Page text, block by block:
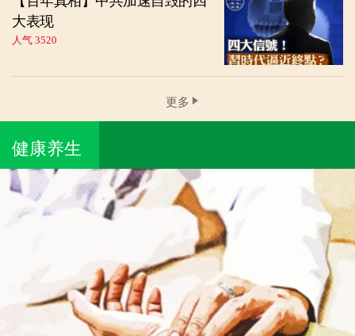
大表现
人气 3520
更多
健康养生